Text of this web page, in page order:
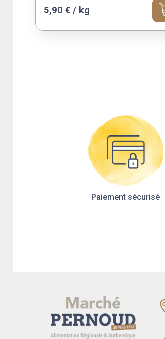
5,90 € / kg
Paiement sécurisé